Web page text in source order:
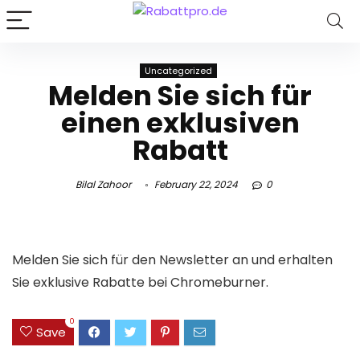
Uncategorized
Melden Sie sich für
einen exklusiven
Rabatt
Bilal Zahoor February 22, 2024 0
Melden Sie sich für den Newsletter an und erhalten
Sie exklusive Rabatte bei Chromeburner.
Save
0